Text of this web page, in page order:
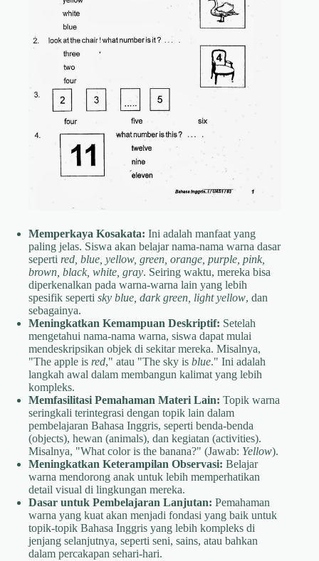
Memperkaya Kosakata: Ini adalah manfaat yang
paling jelas. Siswa akan belajar nama-nama warna dasar
seperti red, blue, yellow, green, orange, purple, pink,
brown, black, white, gray. Seiring waktu, mereka bisa
diperkenalkan pada warna-warna lain yang lebih
spesifik seperti sky blue, dark green, light yellow, dan
sebagainya.
Meningkatkan Kemampuan Deskriptif: Setelah
mengetahui nama-nama warna, siswa dapat mulai
mendeskripsikan objek di sekitar mereka. Misalnya,
"The apple is red," atau "The sky is blue." Ini adalah
langkah awal dalam membangun kalimat yang lebih
kompleks.
Memfasilitasi Pemahaman Materi Lain: Topik warna
seringkali terintegrasi dengan topik lain dalam
pembelajaran Bahasa Inggris, seperti benda-benda
(objects), hewan (animals), dan kegiatan (activities).
Misalnya, "What color is the banana?" (Jawab: Yellow).
Meningkatkan Keterampilan Observasi: Belajar
warna mendorong anak untuk lebih memperhatikan
detail visual di lingkungan mereka.
Dasar untuk Pembelajaran Lanjutan: Pemahaman
warna yang kuat akan menjadi fondasi yang baik untuk
topik-topik Bahasa Inggris yang lebih kompleks di
jenjang selanjutnya, seperti seni, sains, atau bahkan
dalam percakapan sehari-hari.